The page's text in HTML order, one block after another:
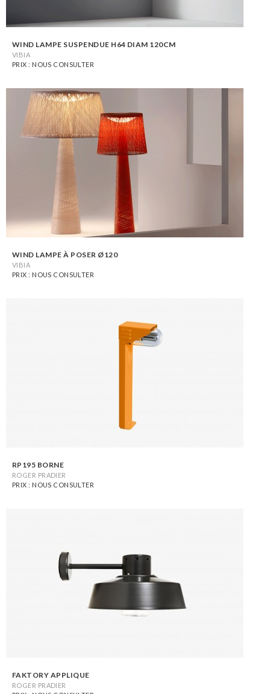
WIND LAMPE SUSPENDUE H64 DIAM 120CM
VIBIA
PRIX : NOUS CONSULTER
WIND LAMPE À POSER Ø120
VIBIA
PRIX : NOUS CONSULTER
RP195 BORNE
ROGER PRADIER
PRIX : NOUS CONSULTER
FAKTORY APPLIQUE
ROGER PRADIER